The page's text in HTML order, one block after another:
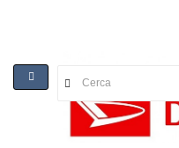
Toggle